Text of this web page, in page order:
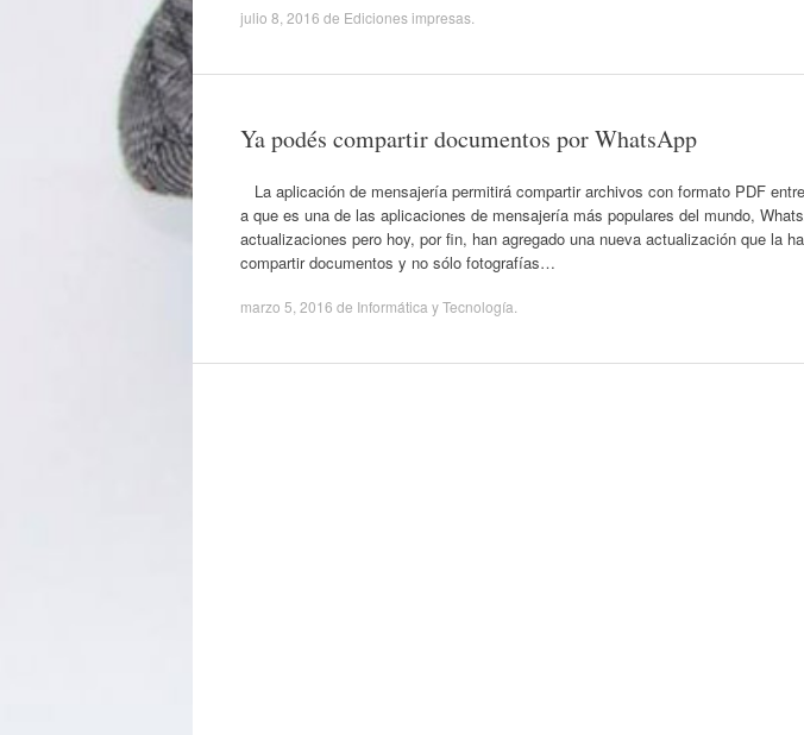
julio 8, 2016 de Ediciones impresas
Ya podés compartir documentos por WhatsApp
La aplicación de mensajería permitirá compartir archivos con
a que es una de las aplicaciones de mensajería más populares del mundo,
actualizaciones pero hoy, por fin, han agregado una nueva actualización que la
compartir documentos y no sólo fotografías…
marzo 5, 2016 de Informática y Tecnología